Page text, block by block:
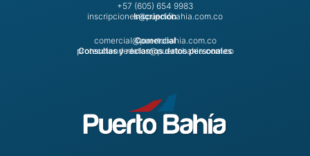
+57 (605) 654 9983
Inscripción
inscripciones@puertobahia.com.co
Comercial
comercial@puertobahia.com.co
Consultas y reclamos datos personales
protecciondedatos@puertobahia.com.co